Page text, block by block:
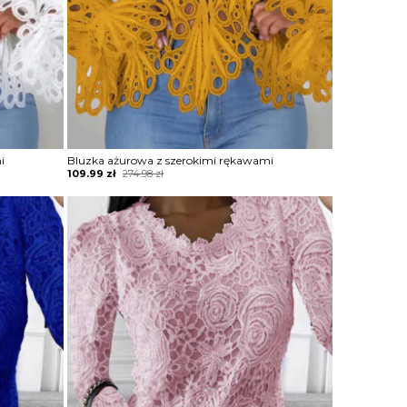
Bluzka ażurowa z szerokimi rękawami
274.98zł
Original
was:
274.98 zł.
109.99 zł
Current
is:
109.99 zł.